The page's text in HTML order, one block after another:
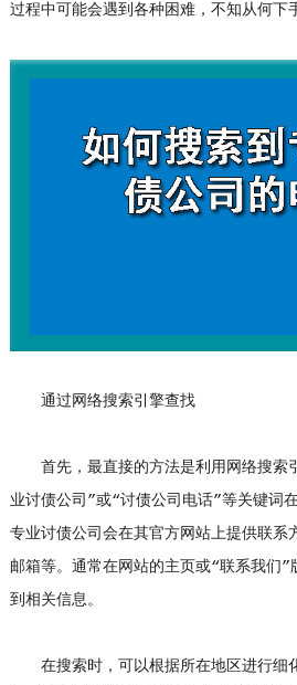
过程中可能会遇到各种困难，不知从何下
通过网络搜索引擎查找
首先，最直接的方法是利用网络搜索
业讨债公司”或“讨债公司电话”等关键词
专业讨债公司会在其官方网站上提供联系
邮箱等。通常在网站的主页或“联系我们
到相关信息。
在搜索时，可以根据所在地区进行细